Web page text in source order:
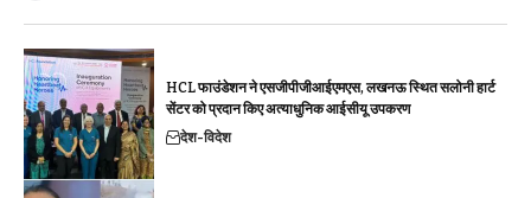
HCL फाउंडेशन ने एसजीपीजीआईएमएस, लखनऊ स्थित सलोनी हार्ट
सेंटर को प्रदान किए अत्याधुनिक आईसीयू उपकरण
देश-विदेश